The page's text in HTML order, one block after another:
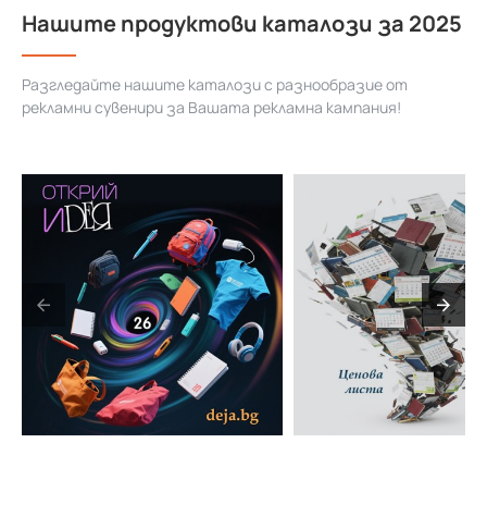
Нашите продуктови каталози за 2025
Разгледайте нашите каталози с разнообразие от